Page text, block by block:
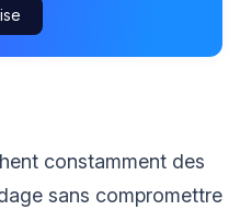
constamment des
sans compromettre